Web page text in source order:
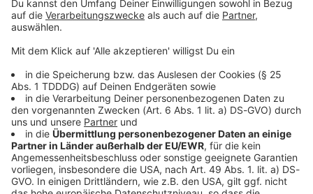
© dpa-infocom, dpa:260522-930-116933/1
DAS KÖNNTE DICH AUCH INTERESSIEREN
Bayern